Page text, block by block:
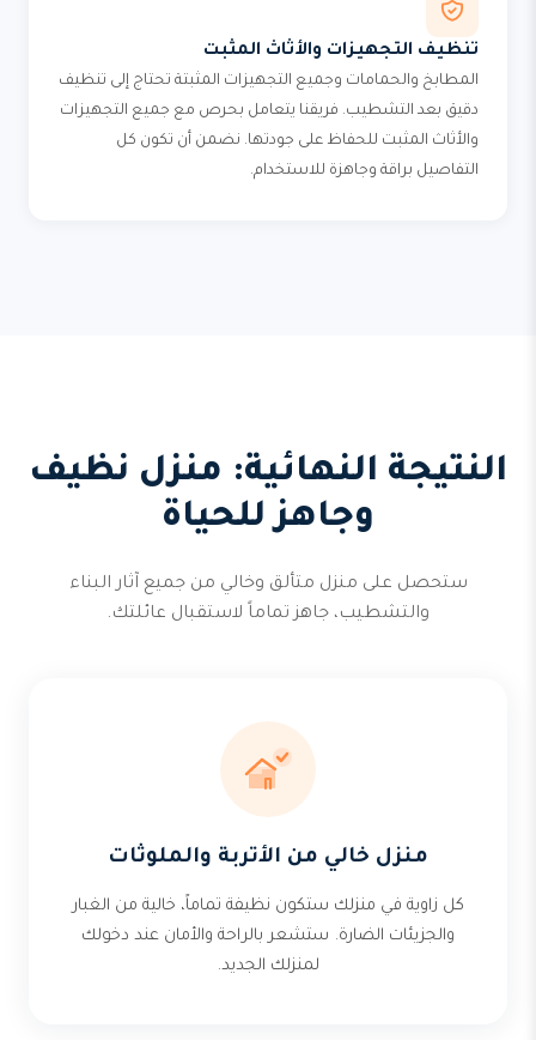
تنظيف التجهيزات والأثاث المثبت
المطابخ والحمامات وجميع التجهيزات المثبتة تحتاج إلى تنظيف
دقيق بعد التشطيب. فريقنا يتعامل بحرص مع جميع التجهيزات
والأثاث المثبت للحفاظ على جودتها. نضمن أن تكون كل
التفاصيل براقة وجاهزة للاستخدام.
النتيجة النهائية: منزل نظيف
وجاهز للحياة
ستحصل على منزل متألق وخالي من جميع آثار البناء
والتشطيب، جاهز تماماً لاستقبال عائلتك.
منزل خالي من الأتربة والملوثات
كل زاوية في منزلك ستكون نظيفة تماماً، خالية من الغبار
والجزيئات الضارة. ستشعر بالراحة والأمان عند دخولك
لمنزلك الجديد.